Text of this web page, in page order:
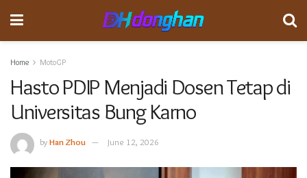
Home MotoGP
Hasto PDIP Menjadi Dosen Tetap di
Universitas Bung Karno
byHan Zhou June 12, 2026